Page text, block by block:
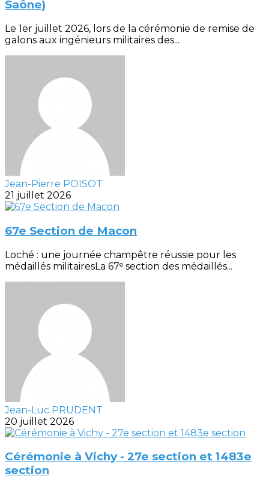
Saône)
Le 1er juillet 2026, lors de la cérémonie de remise de
galons aux ingénieurs militaires des...
Jean-Pierre POISOT
21 juillet 2026
67e Section de Macon
Loché : une journée champêtre réussie pour les
médaillés militairesLa 67ᵉ section des médaillés...
Jean-Luc PRUDENT
20 juillet 2026
Cérémonie à Vichy - 27e section et 1483e
section